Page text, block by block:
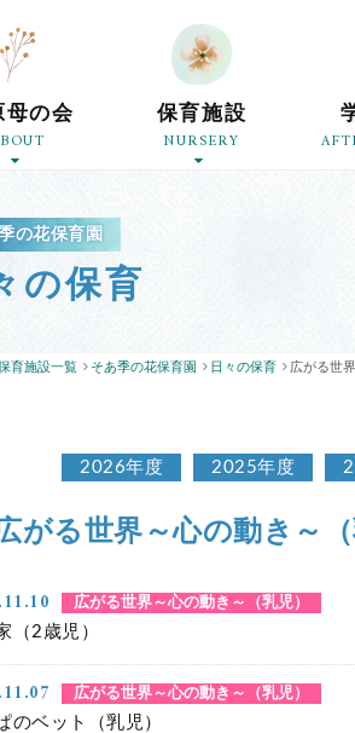
母の会 保育施設
NURSERY
の花保育園
の保育
育施設一覧 そあ季の花保育園 日々の保育 広がる世
2026年度 2025年度
がる世界～心の動き～（
広がる世界～心の動き～（乳児）
（2歳児）
広がる世界～心の動き～（乳児）
のベット（乳児）